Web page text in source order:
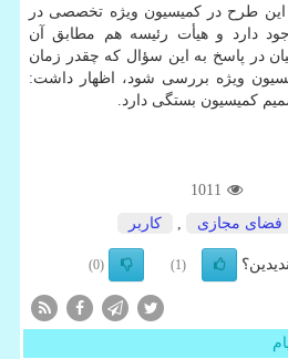
طرح در کمیسیون ویژه تخصصی در
دارد و هیأت رئیسه هم مطابق آن
در پاسخ به این سؤال که چقدر زمان
ویژه بررسی شود، اظهار داشت:
کمیسیون بستگی دارد.
1011
فضای مجازی كاربر
(1)
(0)